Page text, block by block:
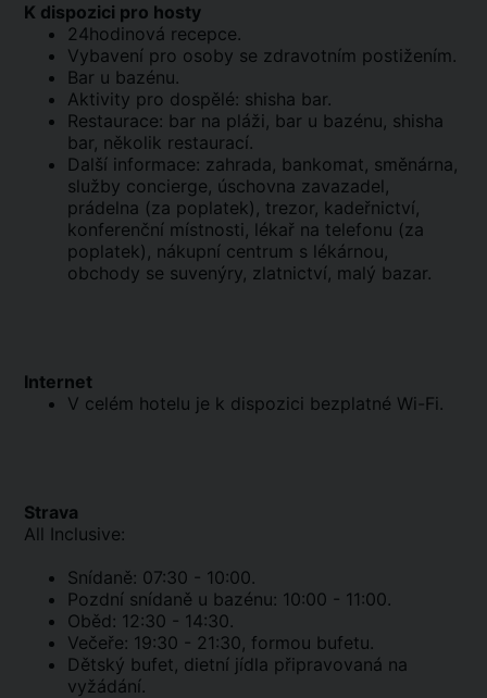
K dispozici pro hosty
24hodinová recepce.
Vybavení pro osoby se zdravotním postižením.
Bar u bazénu.
Aktivity pro dospělé: shisha bar.
Restaurace: bar na pláži, bar u bazénu, shisha
bar, několik restaurací.
Další informace: zahrada, bankomat, směnárna,
služby concierge, úschovna zavazadel,
prádelna (za poplatek), trezor, kadeřnictví,
konferenční místnosti, lékař na telefonu (za
poplatek), nákupní centrum s lékárnou,
obchody se suvenýry, zlatnictví, malý bazar.
Internet
V celém hotelu je k dispozici bezplatné Wi-Fi.
Strava
All Inclusive:
Snídaně: 07:30 - 10:00.
Pozdní snídaně u bazénu: 10:00 - 11:00.
Oběd: 12:30 - 14:30.
Večeře: 19:30 - 21:30, formou bufetu.
Dětský bufet, dietní jídla připravovaná na
vyžádání.